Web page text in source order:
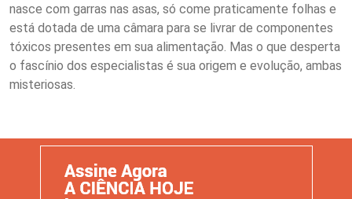
nasce com garras nas asas, só come praticamente folhas e
está dotada de uma câmara para se livrar de componentes
tóxicos presentes em sua alimentação. Mas o que desperta
o fascínio dos especialistas é sua origem e evolução, ambas
misteriosas.